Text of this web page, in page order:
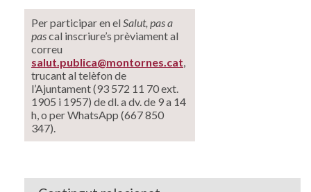
Per participar en el Salut, pas a
pascal inscriure’s prèviament al
correu
salut.publica@montornes.cat,
trucant al telèfon de
l’Ajuntament (93 572 11 70 ext.
1905 i 1957) de dl. a dv. de 9 a 14
h, o per WhatsApp (667 850
347).